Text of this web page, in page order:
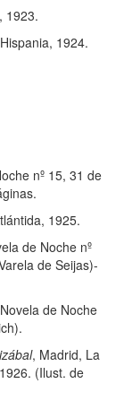
1923.
1924.
nº 15, 31 de
1925.
de Noche nº
de Seijas)-
de Noche
, Madrid, La
(Ilust. de